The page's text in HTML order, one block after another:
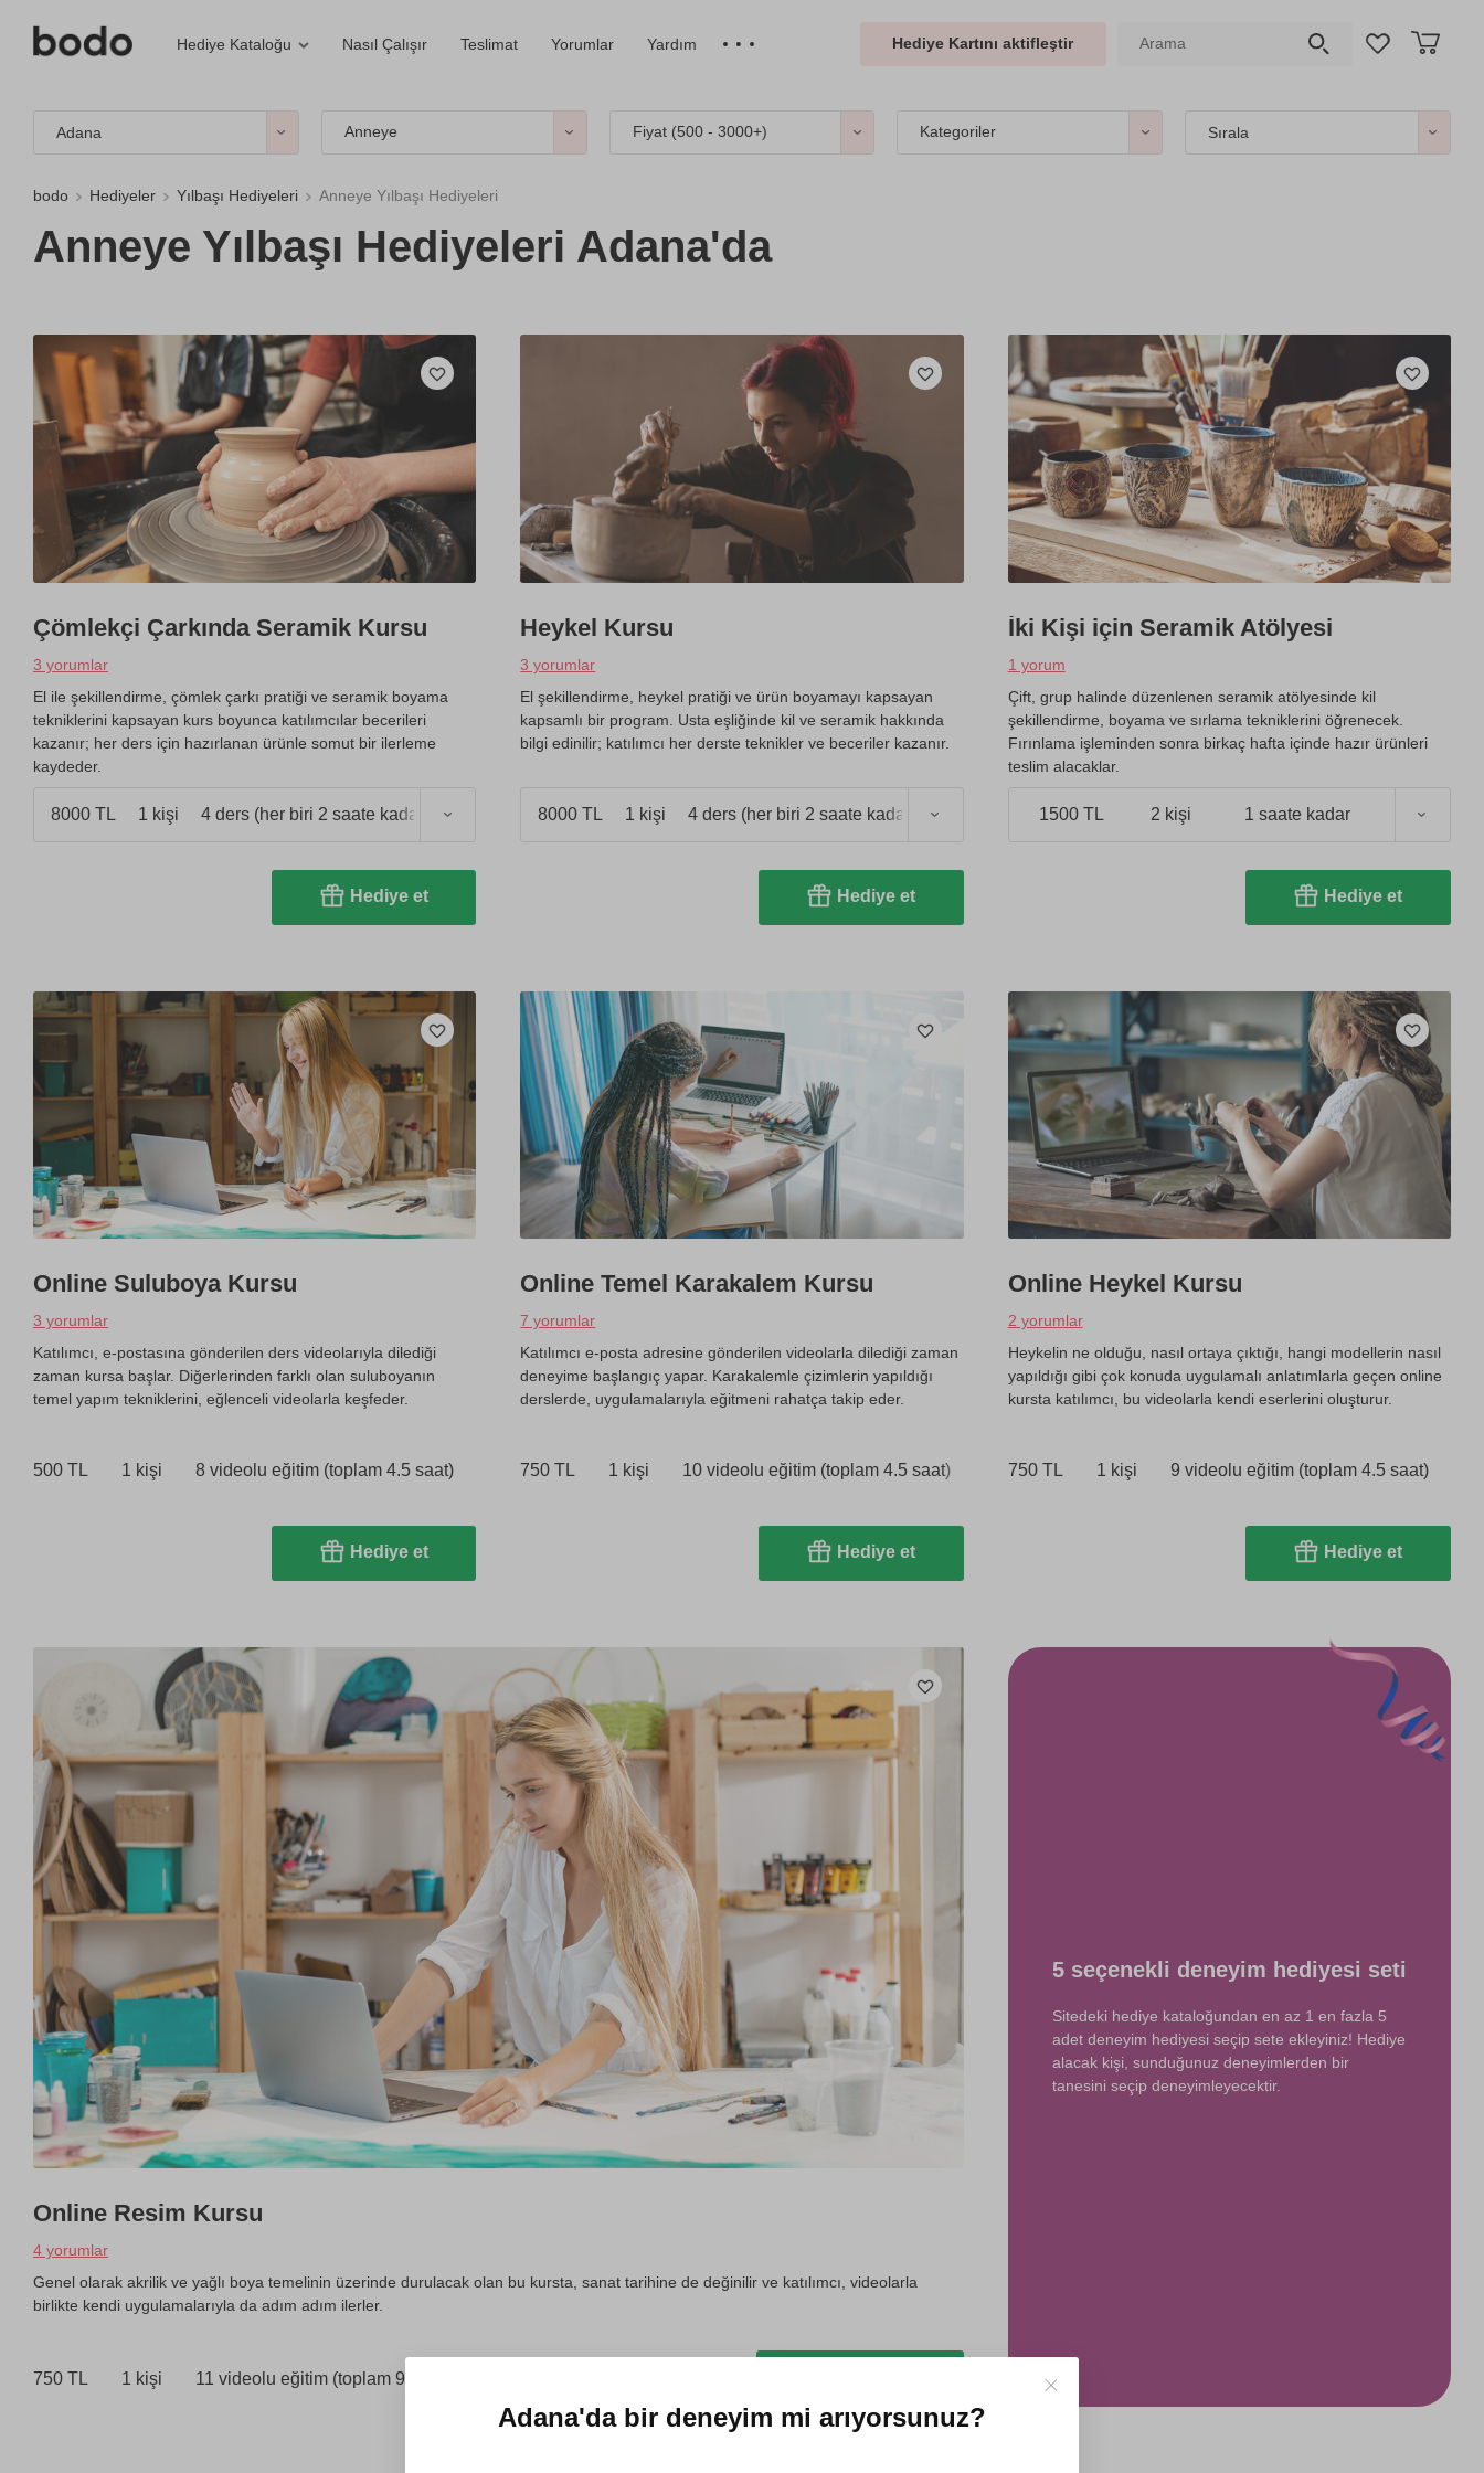
Hediye Kataloğu Nasıl Çalışır Teslimat Yorumlar Yardım Hediye Kartını aktifleştir
Adana Anneye Fiyat (500 - 3000+) Kategoriler Sırala
bodo Hediyeler Yılbaşı Hediyeleri Anneye Yılbaşı Hediyeleri
Anneye Yılbaşı Hediyeleri Adana'da
Çömlekçi Çarkında Seramik Kursu
3 yorumlar
El ile şekillendirme, çömlek çarkı pratiği ve seramik boyama
tekniklerini kapsayan kurs boyunca katılımcılar becerileri
kazanır; her ders için hazırlanan ürünle somut bir ilerleme
kaydeder.
8000 TL 1 kişi 4 ders (her biri 2 saate kadar)
Hediye et
Heykel Kursu
3 yorumlar
El şekillendirme, heykel pratiği ve ürün boyamayı kapsayan
kapsamlı bir program. Usta eşliğinde kil ve seramik hakkında
bilgi edinilir; katılımcı her derste teknikler ve beceriler kazanır.
8000 TL 1 kişi 4 ders (her biri 2 saate kadar)
Hediye et
İki Kişi için Seramik Atölyesi
1 yorum
Çift, grup halinde düzenlenen seramik atölyesinde kil
şekillendirme, boyama ve sırlama tekniklerini öğrenecek.
Fırınlama işleminden sonra birkaç hafta içinde hazır ürünleri
teslim alacaklar.
1500 TL 2 kişi 1 saate kadar
Hediye et
Online Suluboya Kursu
3 yorumlar
Katılımcı, e-postasına gönderilen ders videolarıyla dilediği
zaman kursa başlar. Diğerlerinden farklı olan suluboyanın
temel yapım tekniklerini, eğlenceli videolarla keşfeder.
500 TL 1 kişi 8 videolu eğitim (toplam 4.5 saat)
Hediye et
Online Temel Karakalem Kursu
7 yorumlar
Katılımcı e-posta adresine gönderilen videolarla dilediği zaman
deneyime başlangıç yapar. Karakalemle çizimlerin yapıldığı
derslerde, uygulamalarıyla eğitmeni rahatça takip eder.
750 TL 1 kişi 10 videolu eğitim (toplam 4.5 saat)
Hediye et
Online Heykel Kursu
2 yorumlar
Heykelin ne olduğu, nasıl ortaya çıktığı, hangi modellerin nasıl
yapıldığı gibi çok konuda uygulamalı anlatımlarla geçen online
kursta katılımcı, bu videolarla kendi eserlerini oluşturur.
750 TL 1 kişi 9 videolu eğitim (toplam 4.5 saat)
Hediye et
Online Resim Kursu
4 yorumlar
Genel olarak akrilik ve yağlı boya temelinin üzerinde durulacak olan bu kursta, sanat tarihine de değinilir ve katılımcı, videolarla
birlikte kendi uygulamalarıyla da adım adım ilerler.
750 TL 1 kişi 11 videolu eğitim (toplam 9 saat)
5 seçenekli deneyim hediyesi seti
Sitedeki hediye kataloğundan en az 1 en fazla 5
adet deneyim hediyesi seçip sete ekleyiniz! Hediye
alacak kişi, sunduğunuz deneyimlerden bir
tanesini seçip deneyimleyecektir.
Adana'dabir deneyim mi arıyorsunuz?